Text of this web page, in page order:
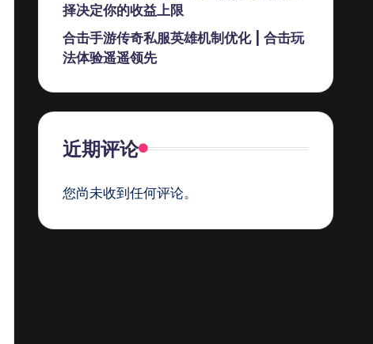
择决定你的收益上限
合击手游传奇私服英雄机制优化 | 合击玩
法体验遥遥领先
近期评论
您尚未收到任何评论。